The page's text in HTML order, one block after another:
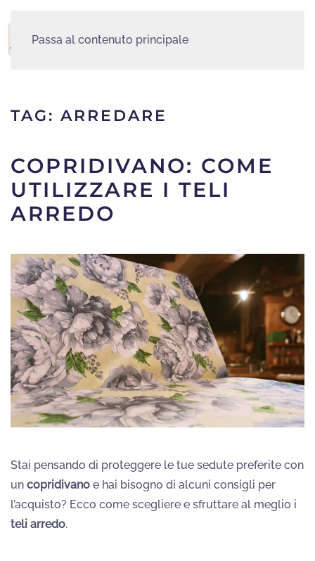
Passa al contenuto principale
TAG: ARREDARE
COPRIDIVANO: COME
UTILIZZARE I TELI
ARREDO
Stai pensando di proteggere le tue sedute preferite con
un copridivano e hai bisogno di alcuni consigli per
l’acquisto? Ecco come scegliere e sfruttare al meglio i
teli arredo.